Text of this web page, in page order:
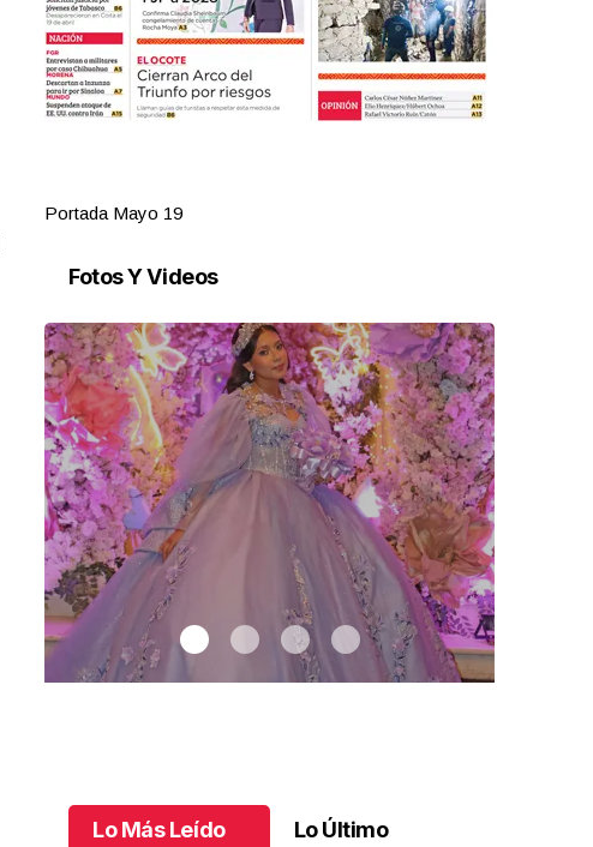
Portada Mayo 19
Fotos Y Videos
Lo Más Leído Lo Último